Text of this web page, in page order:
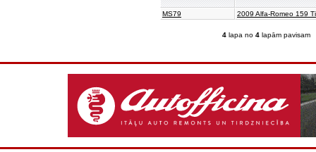
MS79 2009 Alfa-Romeo 159 Ti
4 lapa no 4 lapām pavisam